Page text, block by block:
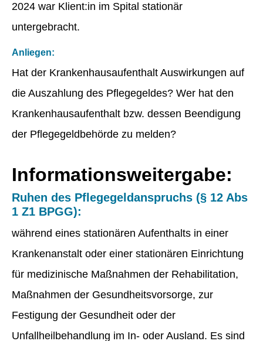
2024 war Klient:in im Spital stationär
untergebracht.
Anliegen:
Hat der Krankenhausaufenthalt Auswirkungen auf
die Auszahlung des Pflegegeldes? Wer hat den
Krankenhausaufenthalt bzw. dessen Beendigung
der Pflegegeldbehörde zu melden?
Informationsweitergabe:
Ruhen des Pflegegeldanspruchs (§ 12 Abs
1 Z1 BPGG):
während eines stationären Aufenthalts in einer
Krankenanstalt oder einer stationären Einrichtung
für medizinische Maßnahmen der Rehabilitation,
Maßnahmen der Gesundheitsvorsorge, zur
Festigung der Gesundheit oder der
Unfallheilbehandlung im In- oder Ausland. Es sind